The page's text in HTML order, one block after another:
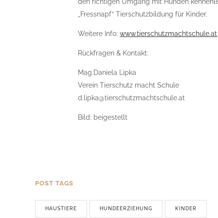
„Fressnapf“ Tierschutzbildung für Kinder.
Weitere Info:www.tierschutzmachtschule.at
Rückfragen & Kontakt:
Mag.Daniela Lipka
Verein Tierschutz macht Schule
d.lipka@tierschutzmachtschule.at
Bild: beigestellt
POST TAGS
HAUSTIERE HUNDEERZIEHUNG KINDER